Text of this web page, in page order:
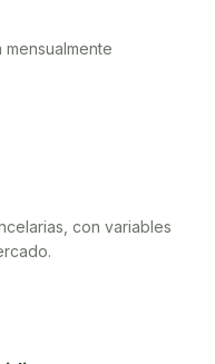
con variables